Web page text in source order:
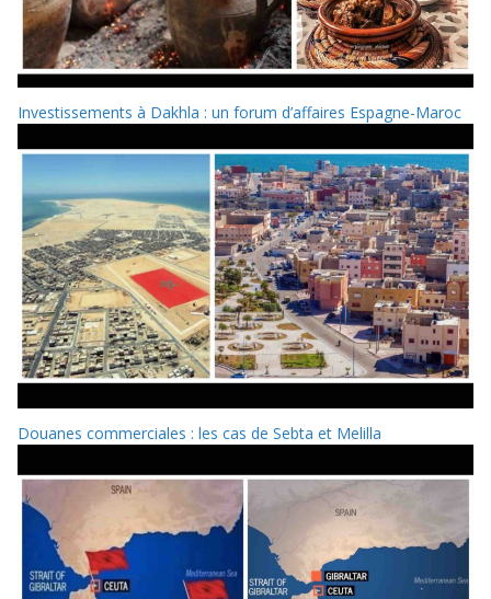
Investissements à Dakhla : un forum d’affaires Espagne-Maroc
Douanes commerciales : les cas de Sebta et Melilla